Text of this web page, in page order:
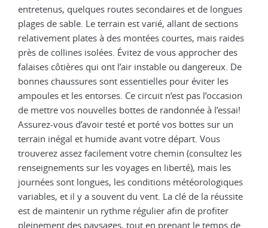
entretenus, quelques routes secondaires et de longues
plages de sable. Le terrain est varié, allant de sections
relativement plates à des montées courtes, mais raides
près de collines isolées. Évitez de vous approcher des
falaises côtières qui ont l’air instable ou dangereux. De
bonnes chaussures sont essentielles pour éviter les
ampoules et les entorses. Ce circuit n’est pas l’occasion
de mettre vos nouvelles bottes de randonnée à l’essai!
Assurez-vous d’avoir testé et porté vos bottes sur un
terrain inégal et humide avant votre départ. Vous
trouverez assez facilement votre chemin (consultez les
renseignements sur les voyages en liberté), mais les
journées sont longues, les conditions météorologiques
variables, et il y a souvent du vent. La clé de la réussite
est de maintenir un rythme régulier afin de profiter
pleinement des paysages, tout en prenant le temps de